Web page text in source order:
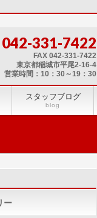
042-331-7422
FAX 042-331-7422
東京都稲城市平尾2-16-4
営業時間：10：30～19：30
スタッフブログ
blog
ー